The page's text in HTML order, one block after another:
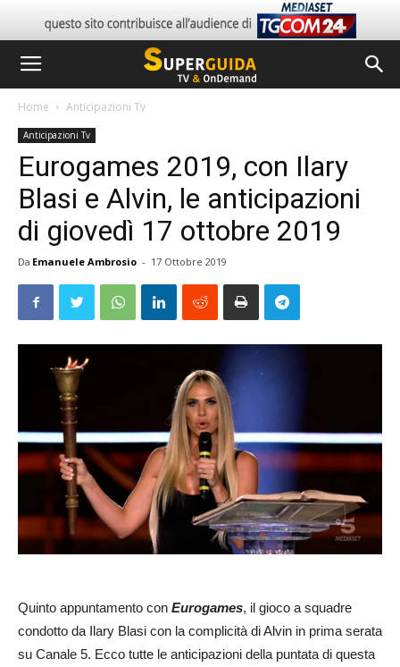
Home Anticipazioni Tv
Anticipazioni Tv
Eurogames 2019, con Ilary
Blasi e Alvin, le anticipazioni
di giovedì 17 ottobre 2019
Da Emanuele Ambrosio - 17 Ottobre 2019
Quinto appuntamento con Eurogames, il gioco a squadre
condotto da Ilary Blasi con la complicità di Alvin in prima serata
su Canale 5. Ecco tutte le anticipazioni della puntata di questa